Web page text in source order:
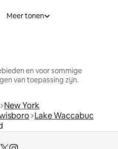
Meer tonen
en voor sommige
van toepassing zijn.
New York
Lake Waccabuc